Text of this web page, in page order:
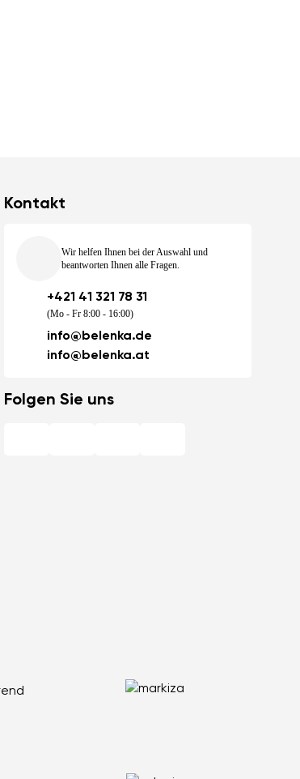
Kontakt
Wir helfen Ihnen bei der Auswahl und
beantworten Ihnen alle Fragen.
+421 41 321 78 31
(Mo - Fr 8:00 - 16:00)
info@belenka.de
info@belenka.at
Folgen Sie uns